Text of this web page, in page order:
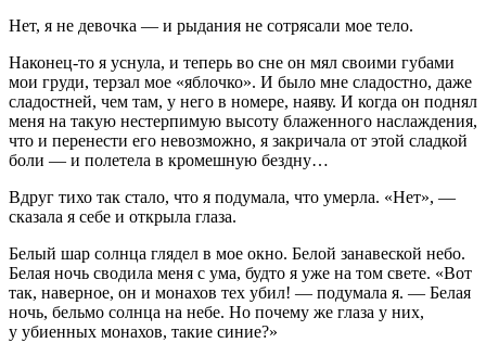
Нет, я не девочка — и рыдания не сотрясали мое тело.
Наконец-то я уснула, и теперь во сне он мял своими губами
мои груди, терзал мое «яблочко». И было мне сладостно, даже
сладостней, чем там, у него в номере, наяву. И когда он поднял
меня на такую нестерпимую высоту блаженного наслаждения,
что и перенести его невозможно, я закричала от этой сладкой
боли — и полетела в кромешную бездну…
Вдруг тихо так стало, что я подумала, что умерла. «Нет», —
сказала я себе и открыла глаза.
Белый шар солнца глядел в мое окно. Белой занавеской небо.
Белая ночь сводила меня с ума, будто я уже на том свете. «Вот
так, наверное, он и монахов тех убил! — подумала я. — Белая
ночь, бельмо солнца на небе. Но почему же глаза у них,
у убиенных монахов, такие синие?»